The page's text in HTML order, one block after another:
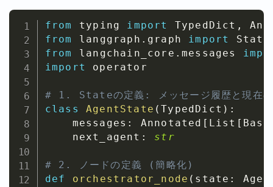
from typing import TypedDict ,
from
langgraph . graph import
from
langchain_core . messages
import
operator
# 1. Stateの定義: メッセージ履歴と現在の
class
AgentState ( TypedDict ) :
    messages
: Annotated List
    next_agent
: str
# 2. ノードの定義 (簡略化)
def
orchestrator_node ( state :